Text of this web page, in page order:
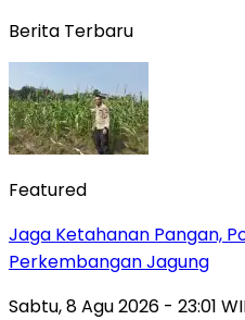
Berita Terbaru
Featured
Jaga Ketahanan Pangan,
Perkembangan Jagung
Sabtu, 8 Agu 2026 - 23:01